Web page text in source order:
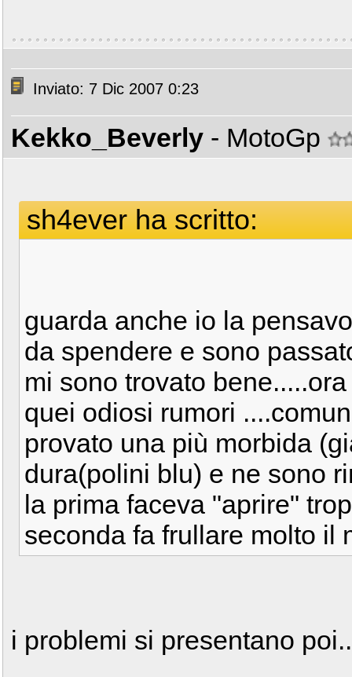
Inviato: 7 Dic 2007 0:23
Kekko_Beverly - MotoGp
sh4ever ha scritto:
guarda anche io la
da spendere e sono
mi sono trovato
quei odiosi rumori
provato una più morbida
dura(polini blu) e ne sono
la prima faceva "aprire"
seconda fa frullare molto il
i problemi si presentano